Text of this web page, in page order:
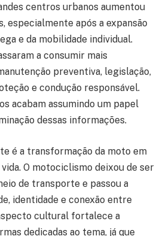
centros urbanos aumentou
especialmente após a expansão
e da mobilidade individual.
a consumir mais
preventiva, legislação,
e condução responsável.
acabam assumindo um papel
dessas informações.
é a transformação da moto em
O motociclismo deixou de ser
de transporte e passou a
identidade e conexão entre
cultural fortalece a
dedicadas ao tema, já que